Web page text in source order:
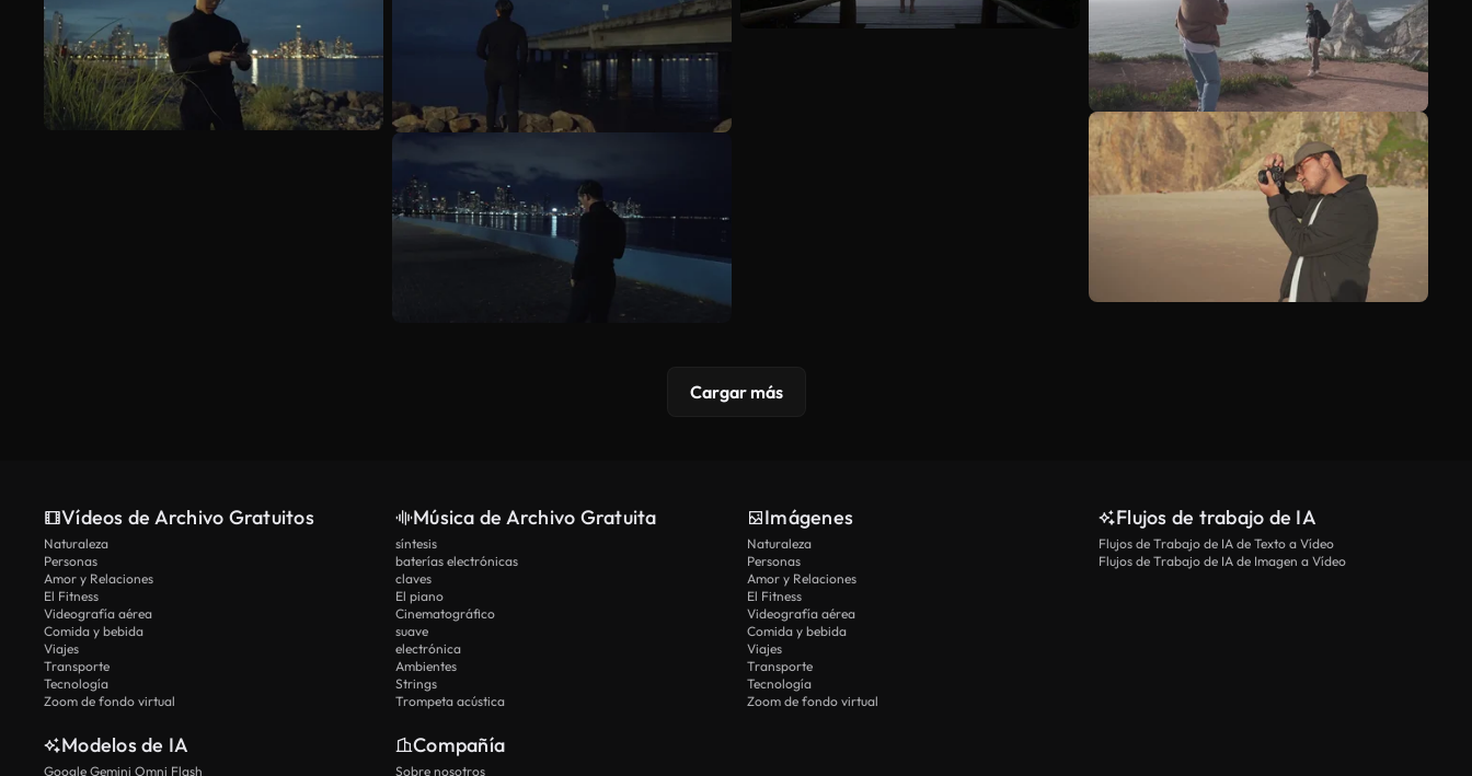
Cargar más
Vídeos de Archivo Gratuitos
Naturaleza
Personas
Amor y Relaciones
El Fitness
Videografía aérea
Comida y bebida
Viajes
Transporte
Tecnología
Zoom de fondo virtual
Música de Archivo Gratuita
síntesis
baterías electrónicas
claves
El piano
Cinematográfico
suave
electrónica
Ambientes
Strings
Trompeta acústica
Imágenes
Naturaleza
Personas
Amor y Relaciones
El Fitness
Videografía aérea
Comida y bebida
Viajes
Transporte
Tecnología
Zoom de fondo virtual
Flujos de trabajo de IA
Flujos de Trabajo de IA de Texto a Vídeo
Flujos de Trabajo de IA de Imagen a Vídeo
Modelos de IA
Google Gemini Omni Flash
Compañía
Sobre nosotros